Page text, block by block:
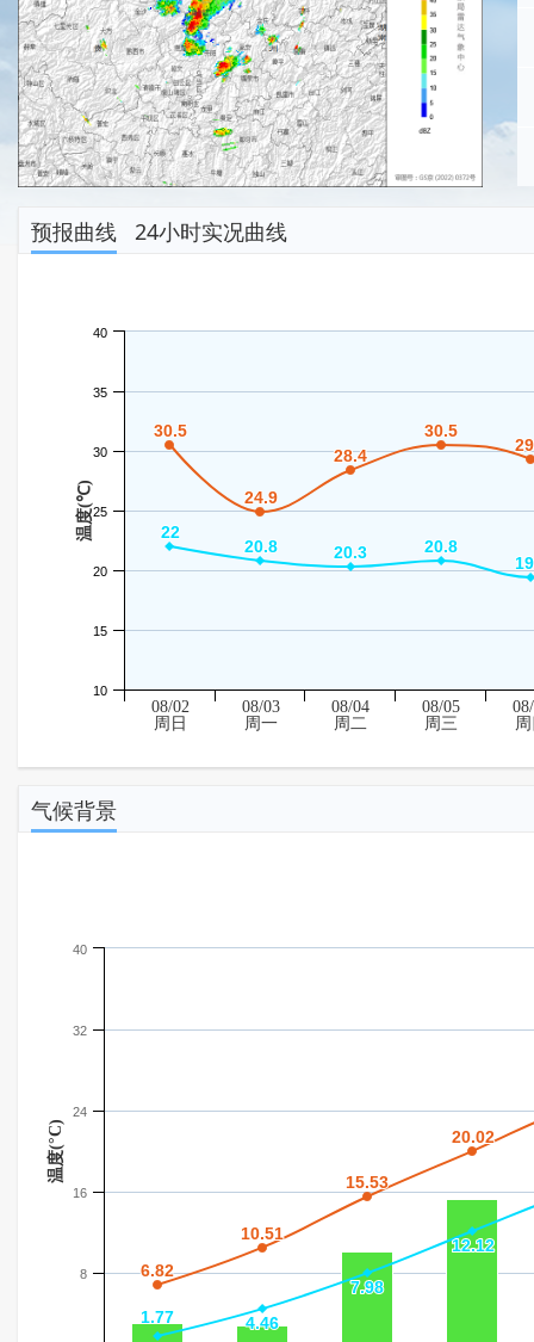
预报曲线 24小时实况曲线
温度(℃)
30.5
30.5
24.9
24.9
28.4
28.4
30.5
30.5
22
22
20.8
20.8 20.3
20.3 20.8
20.8
10
15
20
25
30
35
40
08/02
周日
08/03
周一
08/04
周二
08/05
周三
气候背景
温度(°C)
6.82
6.82
10.51
10.51
15.53
15.53
20.02
20.02
1.77
1.77 4.46
4.46
7.98
7.98
12.12
12.12
8
16
24
32
40